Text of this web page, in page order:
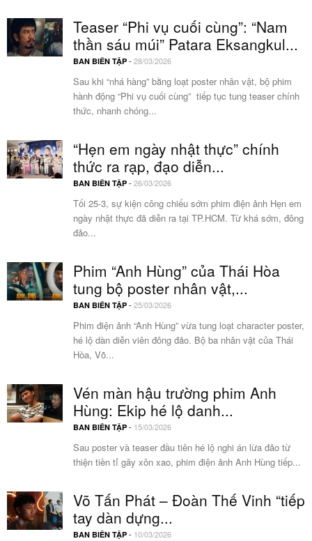
Teaser “Phi vụ cuối cùng”: “Nam
thần sáu múi” Patara Eksangkul...
BAN BIÊN TẬP - 28/03/2026
Sau khi “nhá hàng” bằng loạt poster nhân vật, bộ phim
hành động “Phi vụ cuối cùng” tiếp tục tung teaser chính
thức, nhanh chóng...
“Hẹn em ngày nhật thực” chính
thức ra rạp, đạo diễn...
BAN BIÊN TẬP - 26/03/2026
Tối 25-3, sự kiện công chiếu sớm phim điện ảnh Hẹn em
ngày nhật thực đã diễn ra tại TP.HCM. Từ khá sớm, đông
đảo...
Phim “Anh Hùng” của Thái Hòa
tung bộ poster nhân vật,...
BAN BIÊN TẬP - 25/03/2026
Phim điện ảnh “Anh Hùng” vừa tung loạt character poster,
hé lộ dàn diễn viên đông đảo. Bộ ba nhân vật của Thái
Hòa, Võ...
Vén màn hậu trường phim Anh
Hùng: Ekip hé lộ danh...
BAN BIÊN TẬP - 15/03/2026
Sau poster và teaser đầu tiên hé lộ nghi án lừa đảo từ
thiện tiền tỉ gây xôn xao, phim điện ảnh Anh Hùng tiếp...
Võ Tấn Phát – Đoàn Thế Vinh “tiếp
tay dàn dựng...
BAN BIÊN TẬP - 10/03/2026